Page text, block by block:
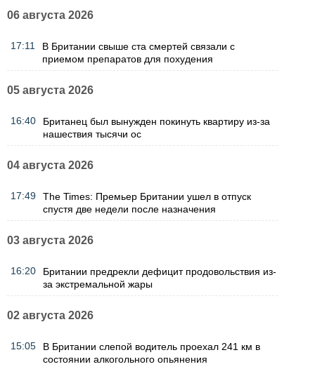
06 августа 2026
17:11
В Британии свыше ста смертей связали с
приемом препаратов для похудения
05 августа 2026
16:40
Британец был вынужден покинуть квартиру из-за
нашествия тысячи ос
04 августа 2026
17:49
The Times: Премьер Британии ушел в отпуск
спустя две недели после назначения
03 августа 2026
16:20
Британии предрекли дефицит продовольствия из-
за экстремальной жары
02 августа 2026
15:05
В Британии слепой водитель проехал 241 км в
состоянии алкогольного опьянения